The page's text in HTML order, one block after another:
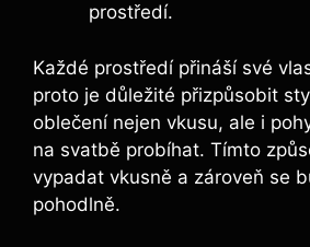
prostředí.
Každé ​prostředí přináší své
proto je důležité přizpůsobit
oblečení nejen vkusu, ale i
na ​svatbě probíhat. Tímto
vypadat vkusně ​a zároveň ⁣se
pohodlně.